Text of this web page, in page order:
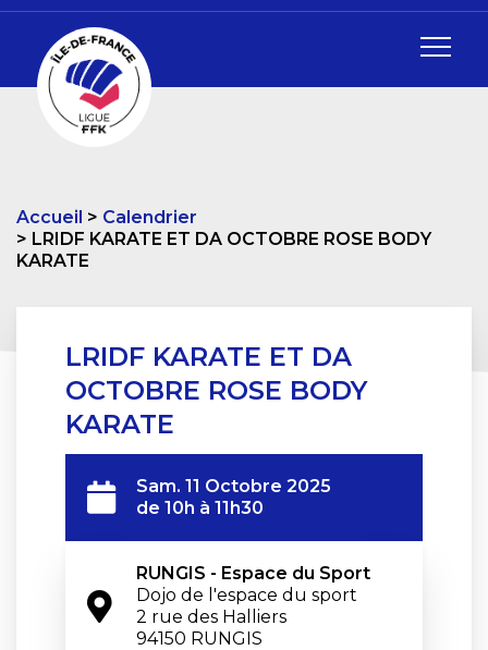
Accueil
Calendrier
LRIDF KARATE ET DA OCTOBRE ROSE BODY
KARATE
LRIDF KARATE ET DA
OCTOBRE ROSE BODY
KARATE
Sam. 11 Octobre 2025
de 10h à 11h30
RUNGIS - Espace du Sport
Dojo de l'espace du sport
2 rue des Halliers
94150 RUNGIS